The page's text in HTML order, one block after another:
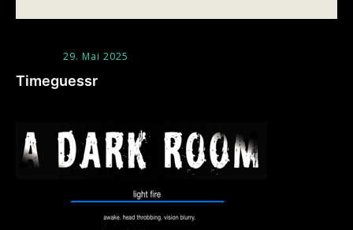
29. Mai 2025
Timeguessr